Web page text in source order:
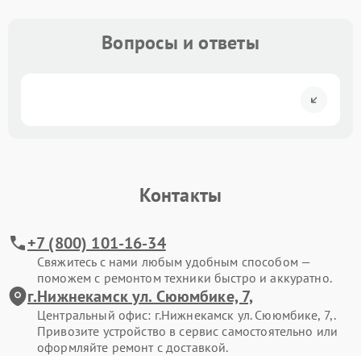
Вопросы и ответы
Контакты
+7 (800) 101-16-34
Свяжитесь с нами любым удобным способом —
поможем с ремонтом техники быстро и аккуратно.
г.Нижнекамск ул. Сююмбике, 7,
Центральный офис: г.Нижнекамск ул. Сююмбике, 7,.
Привозите устройство в сервис самостоятельно или
оформляйте ремонт с доставкой.